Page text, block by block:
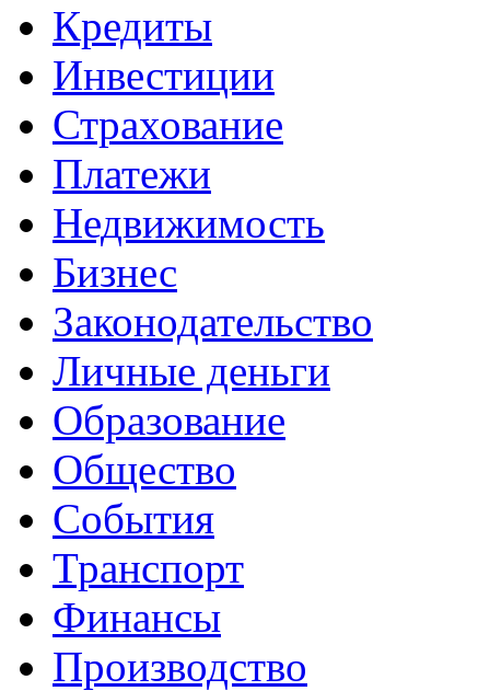
Кредиты
Инвестиции
Страхование
Платежи
Недвижимость
Бизнес
Законодательство
Личные деньги
Образование
Общество
События
Транспорт
Финансы
Производство